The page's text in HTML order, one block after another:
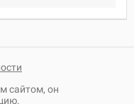
сайтом, он